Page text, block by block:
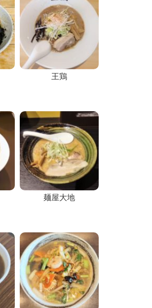
王鶏
麺屋大地